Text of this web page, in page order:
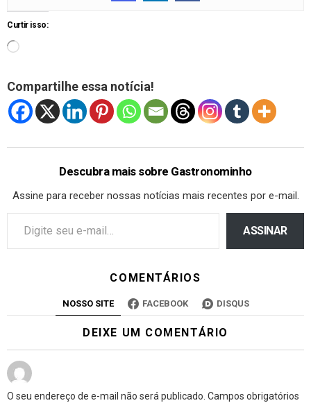
Curtir isso:
Compartilhe essa notícia!
Descubra mais sobre Gastronominho
Assine para receber nossas notícias mais recentes por e-mail.
ASSINAR
COMENTÁRIOS
NOSSO SITE FACEBOOK DISQUS
DEIXE UM COMENTÁRIO
O seu endereço de e-mail não será publicado. Campos obrigatórios